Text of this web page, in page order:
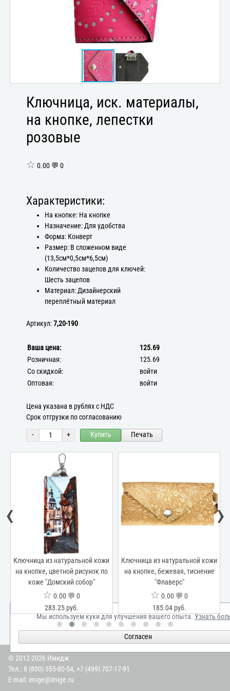
Ключница, иск. материалы,
на кнопке, лепестки
розовые
☆ 0.00 💬 0
Характеристики:
На кнопке: На кнопке
Назначение: Для удобства
Форма: Конверт
Размер: В сложенном виде
(13,5см*0,5см*6,5см)
Количество зацепов для ключей:
Шесть зацепов
Материал: Дизайнерский
переплётный материал
Артикул:7,20-190
Ваша цена:
125.69
Розничная:
125.69
Со скидкой:
войти
Оптовая:
войти
Цена указана в рублях с НДС
Срок отгрузки по согласованию
- + Купить Печать
Ключница из натуральной кожи
на кнопке, цветной рисунок по
коже "Домский собор"
☆ 0.00 💬 0
283.25 руб.
Ключница из натуральной кожи
на кнопке, бежевая, тиснение
"Флаверс"
☆ 0.00 💬 0
185.04 руб.
‹ ›
Мы используем куки для улучшения вашего опыта.Узнать
Согласен
© 2012-2026 Имидж
Тел.: 8 (800) 555-80-54, +7 (499) 707-17-91
E-mail: imige@imige.ru